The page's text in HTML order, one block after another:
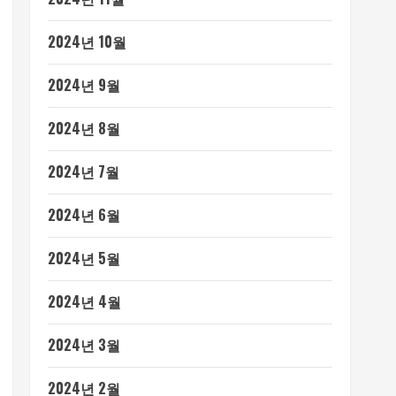
2024년 10월
2024년 9월
2024년 8월
2024년 7월
2024년 6월
2024년 5월
2024년 4월
2024년 3월
2024년 2월